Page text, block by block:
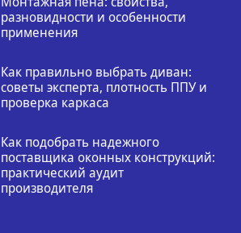
разновидности и особенности
применения
Как правильно выбрать диван:
советы эксперта, плотность ППУ и
проверка каркаса
Как подобрать надежного
поставщика оконных конструкций:
практический аудит
производителя